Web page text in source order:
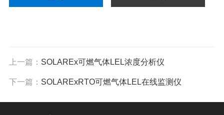
上一篇： SOLAREx可燃气体LEL浓度分析仪
下一篇： SOLARExRTO可燃气体LEL在线监测仪